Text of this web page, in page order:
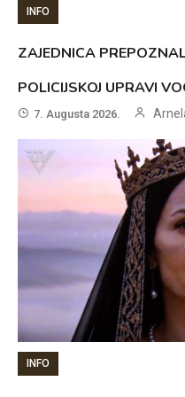
INFO
ZAJEDNICA
POLICIJSKOJ UPRAVI
7. Augusta 2026.
INFO